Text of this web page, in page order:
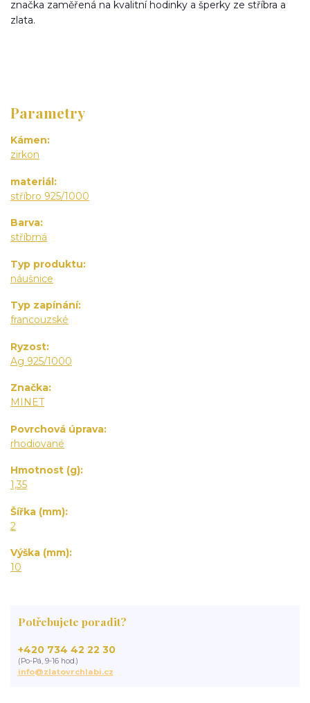
značka zaměřená na kvalitní hodinky a šperky ze stříbra a
zlata.
Parametry
Kámen
zirkon
materiál
stříbro 925/1000
Barva
stříbrná
Typ produktu
náušnice
Typ zapínání
francouzské
Ryzost
Ag 925/1000
Značka
MINET
Povrchová úprava
rhodiované
Hmotnost (g)
1,35
Šířka (mm)
2
Výška (mm)
10
Potřebujete poradit?
+420 734 42 22 30
(Po-Pá, 9-16 hod.)
info@zlatovrchlabi.cz